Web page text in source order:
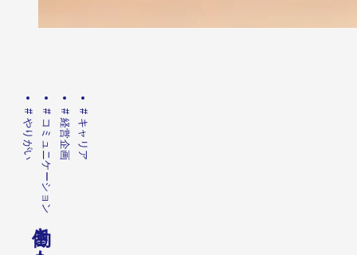
#
キャリア
#
経営企画
#
コミュニケーション
#
やりがい
き
も